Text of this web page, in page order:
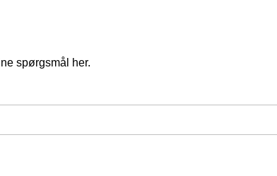
spørgsmål her.